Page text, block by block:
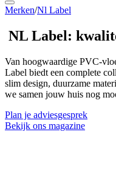
Merken/Nl Label
NL Label:
Van hoogwaardige PVC-
Label biedt een complete
slim design, duurzame
we samen jouw huis nog
Plan je adviesgesprek
Bekijk ons magazine